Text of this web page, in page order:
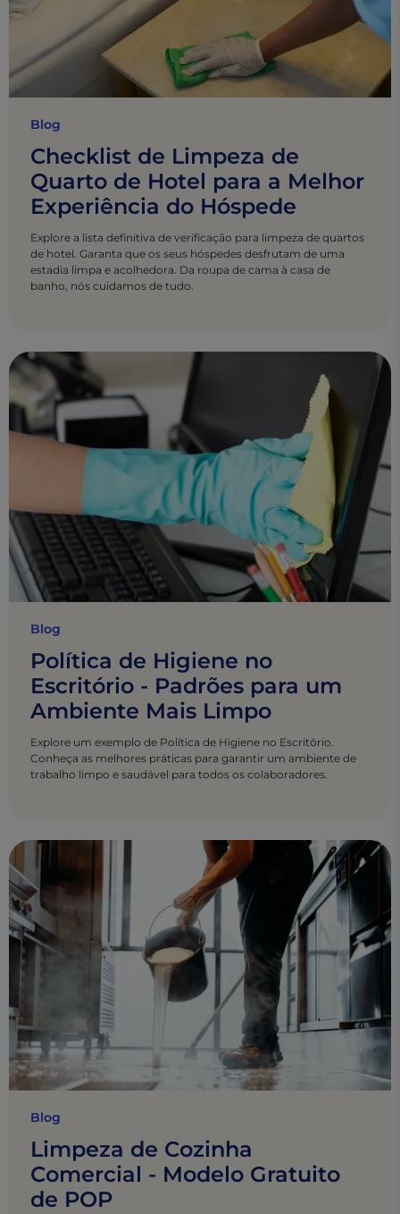
Blog
Checklist de Limpeza de
Quarto de Hotel para a Melhor
Experiência do Hóspede
Explore a lista definitiva de verificação para limpeza de quartos
de hotel. Garanta que os seus hóspedes desfrutam de uma
estadia limpa e acolhedora. Da roupa de cama à casa de
banho, nós cuidamos de tudo.
Blog
Política de Higiene no
Escritório - Padrões para um
Ambiente Mais Limpo
Explore um exemplo de Política de Higiene no Escritório.
Conheça as melhores práticas para garantir um ambiente de
trabalho limpo e saudável para todos os colaboradores.
Blog
Limpeza de Cozinha
Comercial - Modelo Gratuito
de POP